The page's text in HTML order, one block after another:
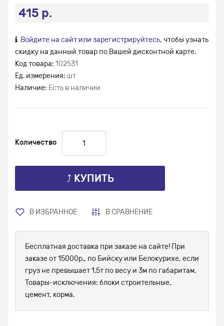
415 р.
Войдите на сайт или зарегистрируйтесь, чтобы узнать
скидку на данный товар по Вашей дисконтной карте.
Код товара: 102531
Ед. измерения: шт
Наличие: Есть в наличии
Количество
⤴ КУПИТЬ
В ИЗБРАННОЕ В СРАВНЕНИЕ
Бесплатная доставка при заказе на сайте! При
заказе от 15000р., по Бийску или Белокурихе, если
груз не превышает 1.5т по весу и 3м по габаритам.
Товары-исключения: блоки строительные,
цемент, корма.